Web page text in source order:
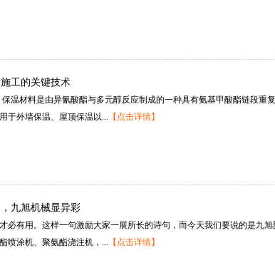
工的关键技术
温材料是由异氰酸酯与多元醇反应制成的一种具有氨基甲酸酯链段重
于外墙保温、屋顶保温以... 【点击详情】
九旭机械显异彩
必有用。这样一句激励大家一展所长的诗句，而今天我们要说的是九
喷涂机、聚氨酯浇注机，... 【点击详情】